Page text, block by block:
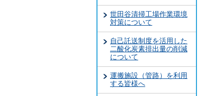
世田谷清掃工場作業環境
対策について
自己託送制度を活用した
二酸化炭素排出量の削減
について
運搬施設（管路）を利用
する皆様へ